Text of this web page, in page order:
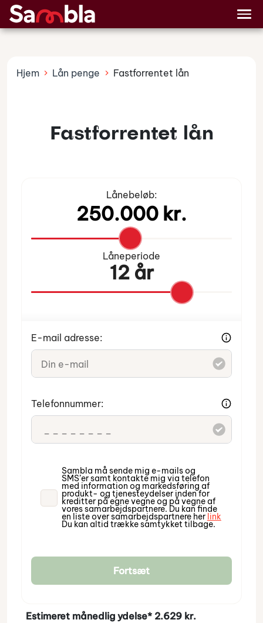
Lånetyper
Hjem Lån penge Fastforrentet lån
Fastforrentet lån
Lånebeløb:
Låneperiode
12 år
E-mail adresse:
Telefonnummer:
Sambla må sende mig e-mails og
SMS’er samt kontakte mig via telefon
med information og markedsføring af
produkt- og tjenesteydelser inden for
kreditter på egne vegne og på vegne af
vores samarbejdspartnere. Du kan finde
en liste over samarbejdspartnere her link
Du kan altid trække samtykket tilbage.
Fortsæt
Estimeret månedlig ydelse* 2.629 kr.